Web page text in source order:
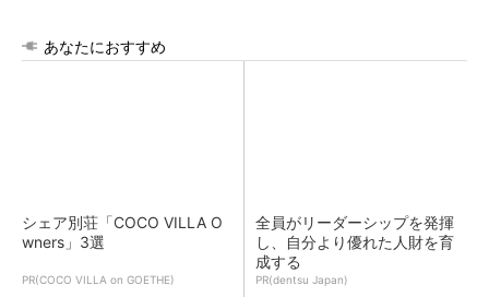
あなたにおすすめ
シェア別荘「COCO VILLA O
wners」3選
PR(COCO VILLA on GOETHE)
全員がリーダーシップを発揮
し、自分より優れた人財を育
成する
PR(dentsu Japan)